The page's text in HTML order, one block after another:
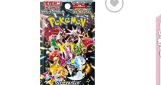
Legg til i
ønskeliste